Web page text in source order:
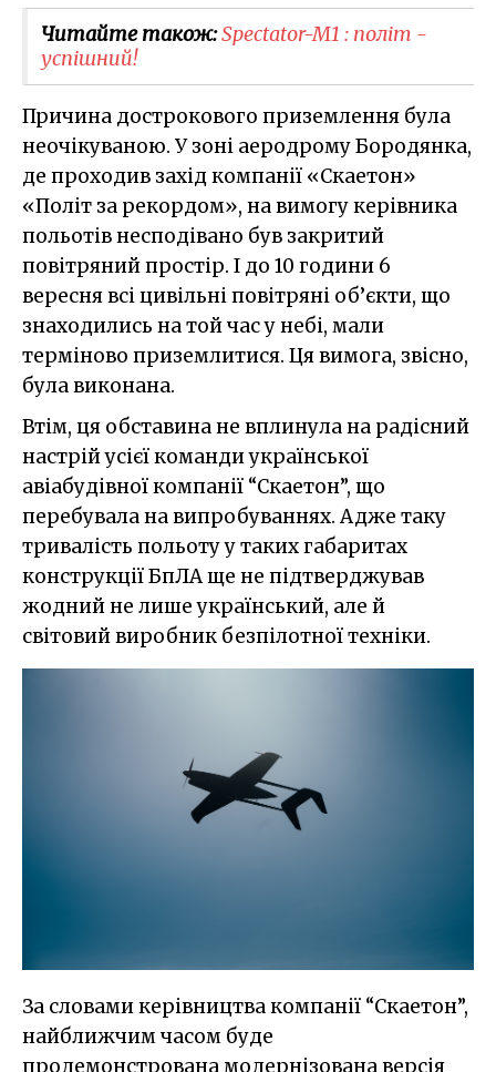
Читайте також:Spectator-M1 : політ -
успішний!
Причина дострокового приземлення була
неочікуваною. У зоні аеродрому Бородянка,
де проходив захід компанії «Скаетон»
«Політ за рекордом», на вимогу керівника
польотів несподівано був закритий
повітряний простір. І до 10 години 6
вересня всі цивільні повітряні об’єкти, що
знаходились на той час у небі, мали
терміново приземлитися. Ця вимога, звісно,
була виконана.
Втім, ця обставина не вплинула на радісний
настрій усієї команди української
авіабудівної компанії “Скаетон”, що
перебувала на випробуваннях. Адже таку
тривалість польоту у таких габаритах
конструкції БпЛА ще не підтверджував
жодний не лише український, але й
світовий виробник безпілотної техніки.
За словами керівництва компанії “Скаетон”,
найближчим часом буде
продемонстрована модернізована версія